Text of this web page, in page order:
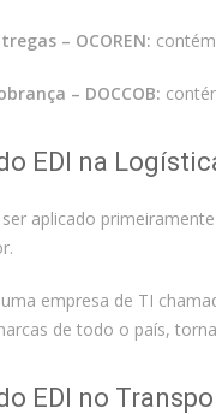
– OCOREN:
– DOCCOB:
EDI na
aplicado
empresa de TI
de todo o país,
EDI no